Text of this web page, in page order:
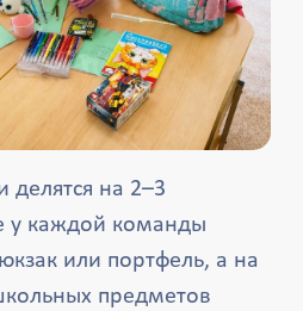
делятся на 2–3
у каждой команды
или портфель, а на
предметов